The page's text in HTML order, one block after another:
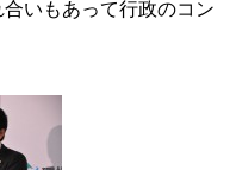
いもあって行政のコン